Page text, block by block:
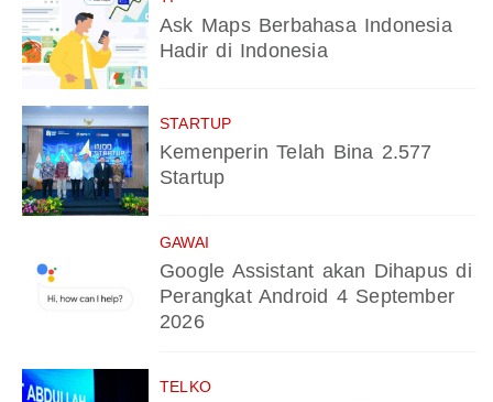
Ask Maps Berbahasa Indonesia
Hadir di Indonesia
STARTUP
Kemenperin Telah Bina 2.577
Startup
GAWAI
Google Assistant akan Dihapus di
Perangkat Android 4 September
2026
TELKO